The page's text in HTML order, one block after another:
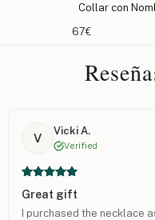
Collar con
67€
V
Vicki A.
Verified
Great gift
I purchased the necklace